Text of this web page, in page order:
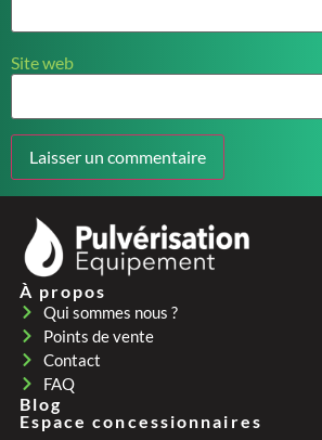
Site web
À propos
Qui sommes nous ?
Points de vente
Contact
FAQ
Blog
Espace concessionnaires